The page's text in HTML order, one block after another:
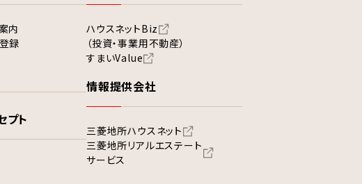
内
録
プト
ハウスネットBiz
（投資・事業用不動産）
すまいValue
情報提供会社
三菱地所ハウスネット
三菱地所リアルエステート
サービス